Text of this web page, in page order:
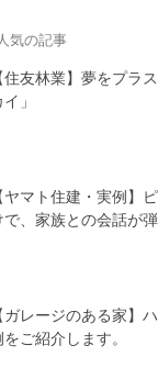
住友林業】夢をプラ
」
ヤマト住建・実例】
で、家族との会話が
ガレージのある家】
をご紹介します。